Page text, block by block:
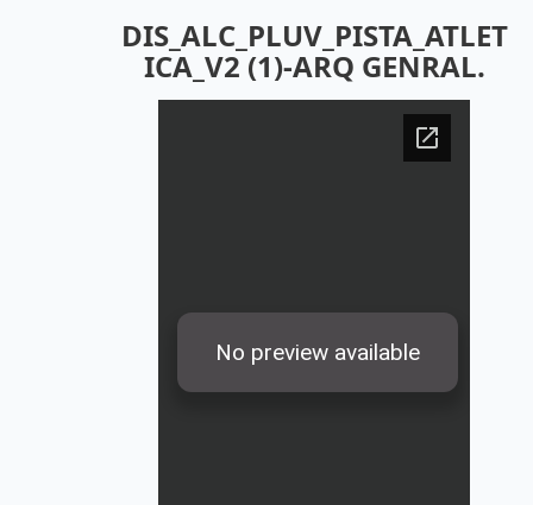
DIS_ALC_PLUV_PISTA_ATLET
ICA_V2 (1)-ARQ GENRAL.